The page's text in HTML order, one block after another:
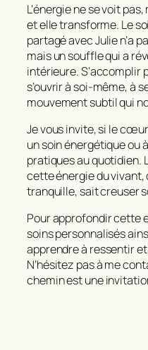
L’énergie ne se voit
et elle transforme. Le
partagé avec Julie n’a
mais un souffle qui a
intérieure.S’accomplir
s’ouvrir à soi-même, à
mouvement subtil qui
Je vous invite, si le
un soin énergétique ou
pratiques au quotidien.
cette énergie du vivant,
tranquille, sait creuser
Pour approfondir cette
soins personnalisés
apprendre à ressentir
N’hésitez pas à me
chemin est une